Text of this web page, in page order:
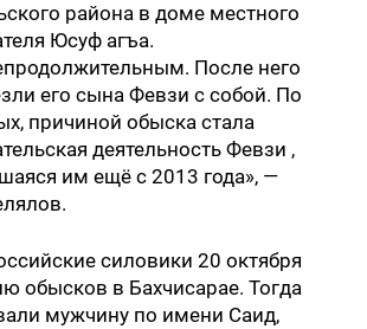
района в доме местного
Юсуф агъа.
После него
его сына Февзи с собой. По
причиной обыска стала
деятельность Февзи ,
им ещё с 2013 года», —
силовики 20 октября
обысков в Бахчисарае. Тогда
мужчину по имени Саид,